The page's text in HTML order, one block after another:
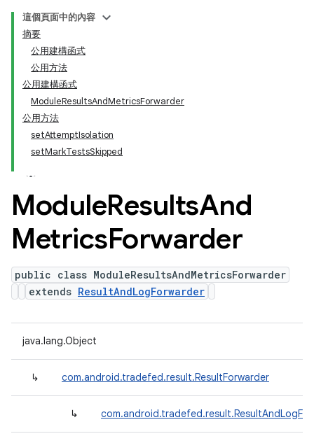
這個頁面中的內容
摘要
公用建構函式
公用方法
公用建構函式
ModuleResultsAndMetricsForwarder
公用方法
setAttemptIsolation
setMarkTestsSkipped
ModuleResultsAnd
MetricsForwarder
public class ModuleResultsAndMetricsForwarder
extends ResultAndLogForwarder
java.lang.Object
↳ com.android.tradefed.result.ResultForwarder
↳